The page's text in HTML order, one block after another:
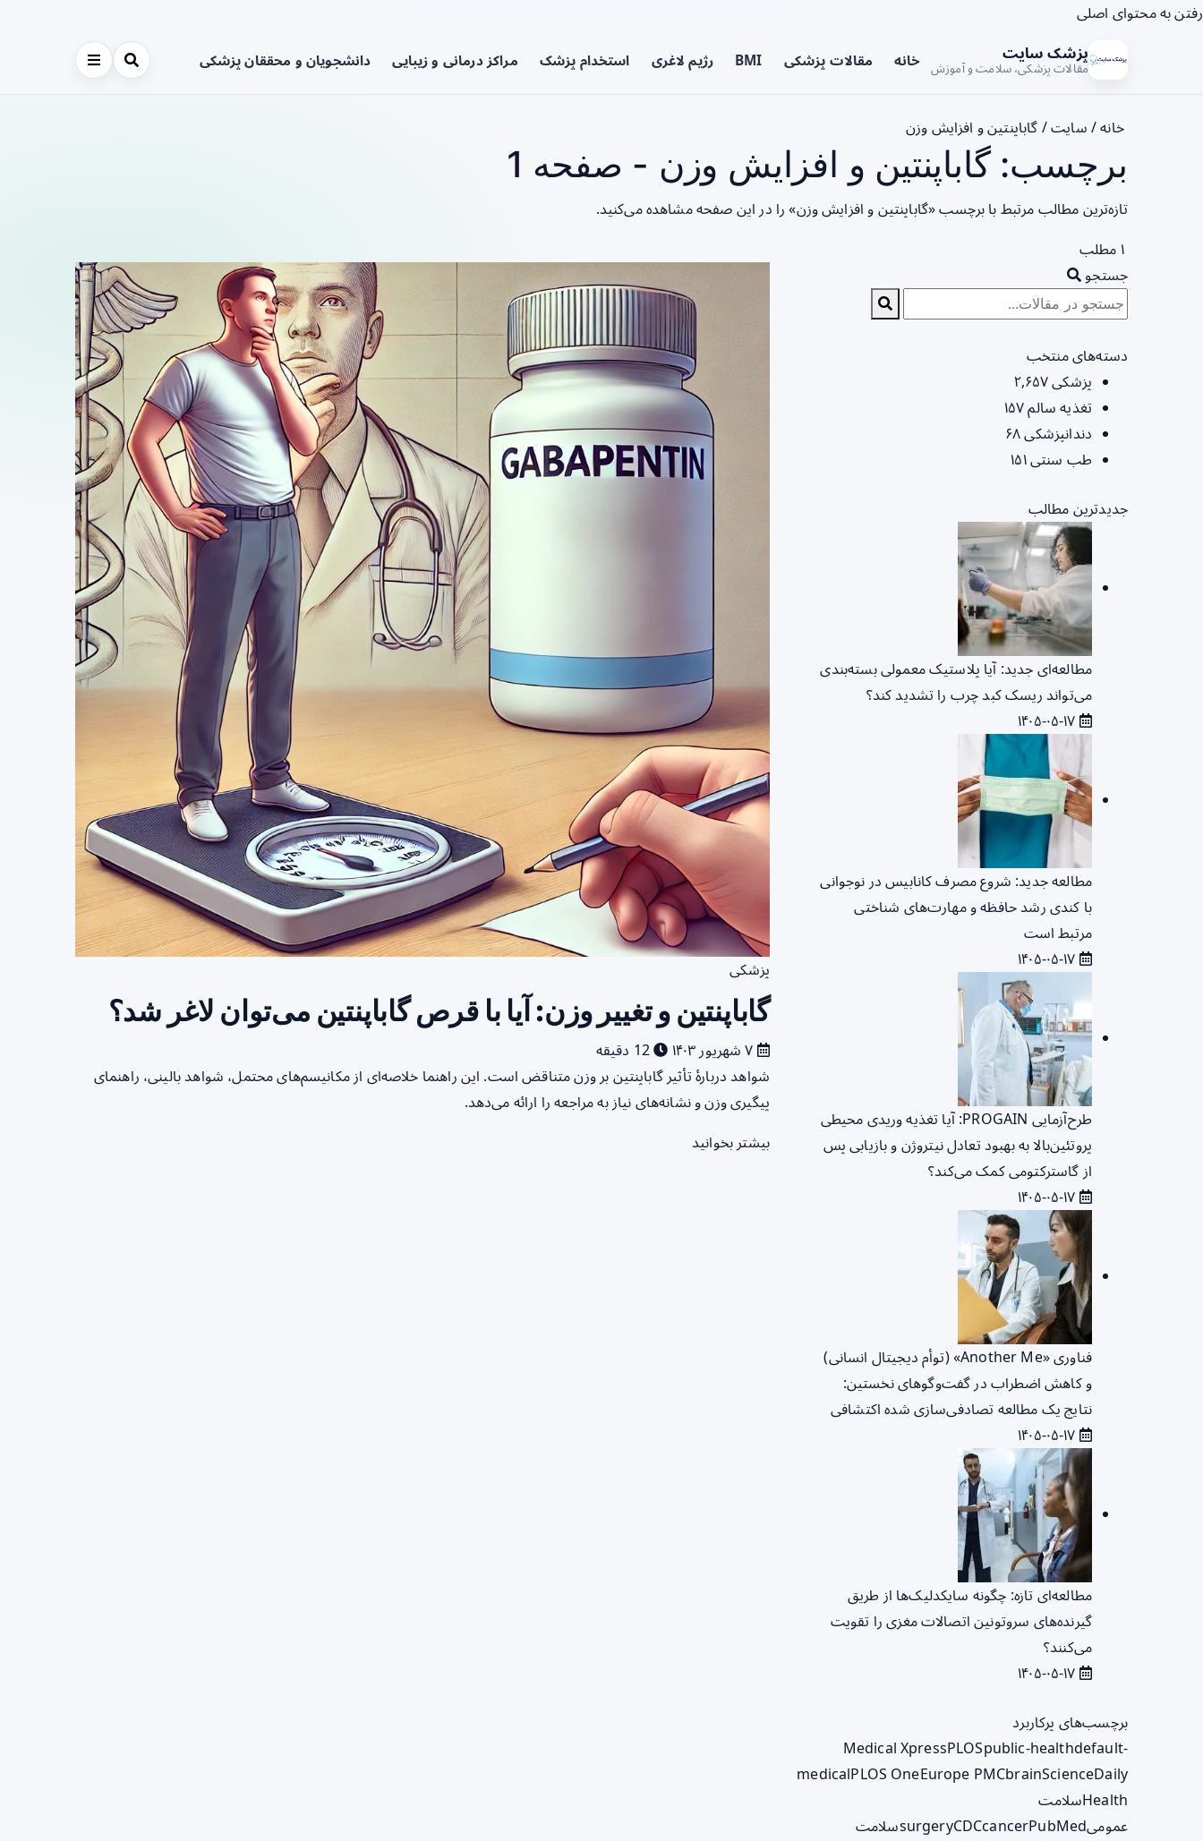
رفتن به محتوای اصلی
پزشک سایت
مقالات پزشکی، سلامت و آموزش خانه مقالات پزشکی BMI رژیم لاغری استخدام پزشک مراکز درمانی و زیبایی دانشجویان و محققان پزشکی
خانه/ سایت/ گاباپنتین و افزایش وزن
برچسب: گاباپنتین و افزایش وزن - صفحه 1
تازه‌ترین مطالب مرتبط با برچسب «گاباپنتین و افزایش وزن» را در این صفحه مشاهده می‌کنید.
۱ مطلب
پزشکی
گاباپنتین و تغییر وزن: آیا با قرص گاباپنتین می‌توان لاغر شد؟
12 دقیقه
شواهد دربارهٔ تأثیر گاباپنتین بر وزن متناقض است. این راهنما خلاصه‌ای از مکانیسم‌های محتمل، شواهد بالینی، راهنمای
پیگیری وزن و نشانه‌های نیاز به مراجعه را ارائه می‌دهد.
بیشتر بخوانید
جستجو
دسته‌های منتخب
پزشکی۲,۶۵۷
تغذیه سالم۱۵۷
دندانپزشکی۶۸
طب سنتی۱۵۱
جدیدترین مطالب
مطالعه‌ای جدید: آیا پلاستیک معمولی بسته‌بندی
می‌تواند ریسک کبد چرب را تشدید کند؟
مطالعه جدید: شروع مصرف کانابیس در نوجوانی
با کندی رشد حافظه و مهارت‌های شناختی
مرتبط است
طرح‌آزمایی PROGAIN: آیا تغذیه وریدی محیطی
پروتئین‌بالا به بهبود تعادل نیتروژن و بازیابی پس
از گاسترکتومی کمک می‌کند؟
فناوری «Another Me» (توأم دیجیتال انسانی)
و کاهش اضطراب در گفت‌وگوهای نخستین:
نتایج یک مطالعه تصادفی‌سازی شده اکتشافی
مطالعه‌ای تازه: چگونه سایکدلیک‌ها از طریق
گیرنده‌های سروتونین اتصالات مغزی را تقویت
می‌کنند؟
برچسب‌های پرکاربرد
Medical XpressPLOSpublic-healthdefault-
medicalPLOS OneEurope PMCbrainScienceDaily
Healthسلامت
عمومی
surgeryCDCcancerPubMed
سلامت